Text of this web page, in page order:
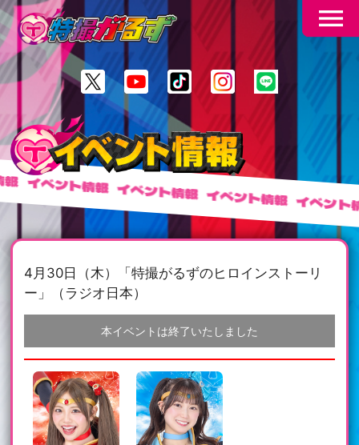
menu
イベント情報 イベント情報 イベント情報 イベント
4月30日（木）「特撮がるずのヒロインストーリ
ー」（ラジオ日本）
本イベントは終了いたしました